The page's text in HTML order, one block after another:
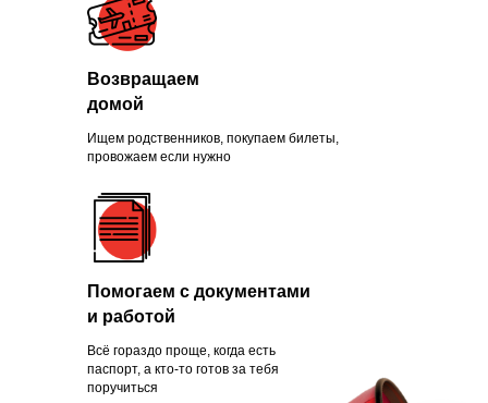
Ищем родственников, покупаем билеты,
провожаем если нужно
Всё гораздо проще, когда есть
паспорт, а кто-то готов за тебя
поручиться
Возвращаем
домой
Помогаем с документами
и работой
Зачем помогать
нуждающимся
Чаще всего это люди, которых
обманули с квартирой, ограбили
на вокзале, выгнали с работы из-
за здоровья или вовремя не дали
нужной поддержки. Постепенно
человек опускает руки.
Становится проще сдаться, чем